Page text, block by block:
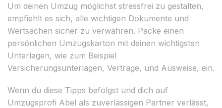
Um deinen Umzug möglichst stressfrei zu gestalten,
empfiehlt es sich, alle wichtigen Dokumente und
Wertsachen sicher zu verwahren. Packe einen
persönlichen Umzugskarton mit deinen wichtigsten
Unterlagen, wie zum Beispiel
Versicherungsunterlagen, Verträge, und Ausweise, ein.
Wenn du diese Tipps befolgst und dich auf
Umzugsprofi Abel als zuverlässigen Partner verlässt,